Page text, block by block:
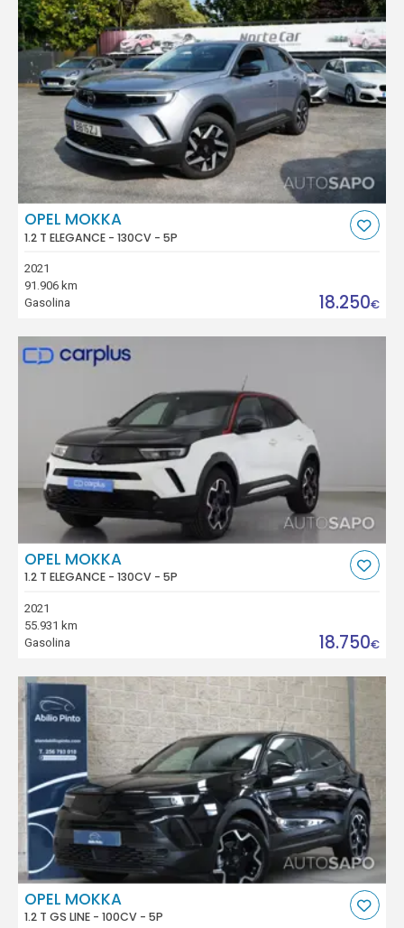
OPEL MOKKA
1.2 T ELEGANCE - 130CV - 5P
2021
91.906 km
Gasolina
18.250€
OPEL MOKKA
1.2 T ELEGANCE - 130CV - 5P
2021
55.931 km
Gasolina
18.750€
OPEL MOKKA
1.2 T GS LINE - 100CV - 5P